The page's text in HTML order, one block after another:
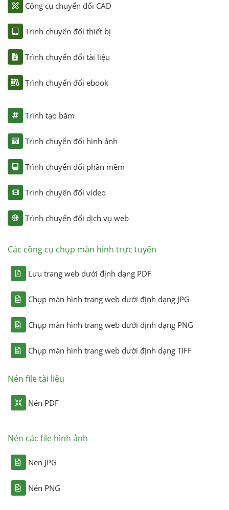
Công cụ chuyển đổi CAD
Trình chuyển đổi thiết bị
Trình chuyển đổi tài liệu
Trình chuyển đổi ebook
Trình tạo băm
Trình chuyển đổi hình ảnh
Trình chuyển đổi phần mềm
Trình chuyển đổi video
Trình chuyển đổi dịch vụ web
Các công cụ chụp màn hình trực tuyến
Lưu trang web dưới định dạng PDF
Chụp màn hình trang web dưới định dạng JPG
Chụp màn hình trang web dưới định dạng PNG
Chụp màn hình trang web dưới định dạng TIFF
Nén file tài liệu
Nén PDF
Nén các file hình ảnh
Nén JPG
Nén PNG